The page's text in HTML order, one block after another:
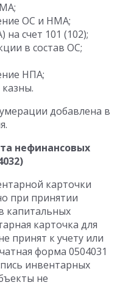
ОС и НМА;
счет 101 (102);
в состав ОС;
НПА;
добавлена в
нефинансовых
карточки
при принятии
капитальных
карточка для
принят к учету или
форма 0504031
инвентарных
не